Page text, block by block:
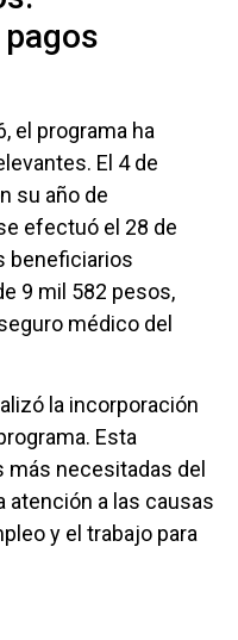
el programa ha
El 4 de
su año de
efectuó el 28 de
beneficiarios
9 mil 582 pesos,
médico del
la incorporación
Esta
necesitadas del
atención a las causas
y el trabajo para